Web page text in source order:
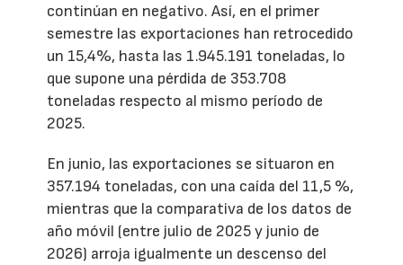
continúan en negativo. Así, en el primer
semestre las exportaciones han retrocedido
un 15,4%, hasta las 1.945.191 toneladas, lo
que supone una pérdida de 353.708
toneladas respecto al mismo período de
2025.
En junio, las exportaciones se situaron en
357.194 toneladas, con una caída del 11,5 %,
mientras que la comparativa de los datos de
año móvil (entre julio de 2025 y junio de
2026) arroja igualmente un descenso del